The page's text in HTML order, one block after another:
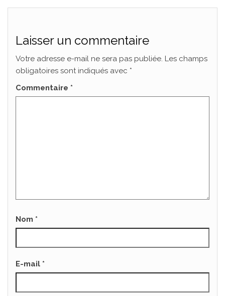
Laisser un commentaire
Votre adresse e-mail ne sera pas publiée. Les champs
obligatoires sont indiqués avec *
Commentaire *
Nom *
E-mail *